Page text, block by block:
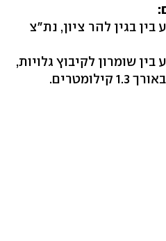
בגין להר ציון, נת"צ
שומרון לקיבוץ גלויות,